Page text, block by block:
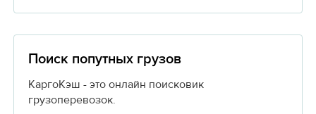
Поиск попутных грузов
КаргоКэш - это онлайн поисковик
грузоперевозок.